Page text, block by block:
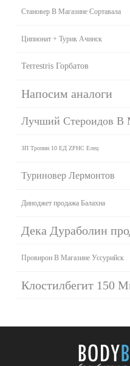
Становер В Магазине Сортавала
Ципионат + Турик Ачинск
Terrestris Горбатов
Напосим аналоги
Лучший Стероидов В
ЗП Тропин 10 ЕД ZPHC Елец
Туриновер Лермонтов
Диноджет продажа Балахна
Дека Дураболин
Провирон В Магазине Уссурийск
Клостилбегит 150